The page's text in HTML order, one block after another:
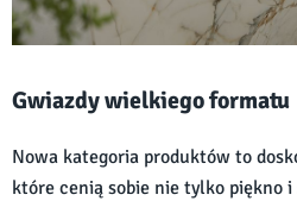
Gwiazdy wielkiego formatu
Nowa kategoria produktów to
które cenią sobie nie tylko piękno